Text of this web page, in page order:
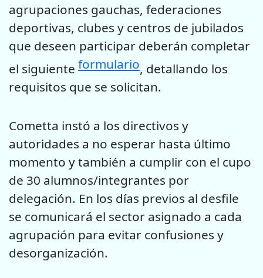
agrupaciones gauchas, federaciones
deportivas, clubes y centros de jubilados
que deseen participar deberán completar
el siguiente formulario, detallando los
requisitos que se solicitan.
Cometta instó a los directivos y
autoridades a no esperar hasta último
momento y también a cumplir con el cupo
de 30 alumnos/integrantes por
delegación. En los días previos al desfile
se comunicará el sector asignado a cada
agrupación para evitar confusiones y
desorganización.